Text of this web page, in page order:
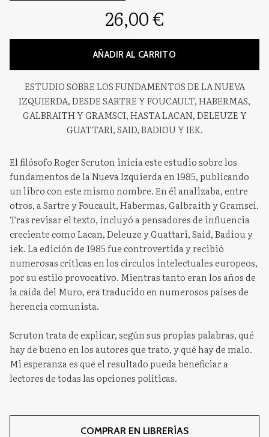
26,00 €
AÑADIR AL CARRITO
ESTUDIO SOBRE LOS FUNDAMENTOS DE LA NUEVA
IZQUIERDA, DESDE SARTRE Y FOUCAULT, HABERMAS,
GALBRAITH Y GRAMSCI, HASTA LACAN, DELEUZE Y
GUATTARI, SAID, BADIOU Y IEK.
El filósofo Roger Scruton inicia este estudio sobre los
fundamentos de la Nueva Izquierda en 1985, publicando
un libro con este mismo nombre. En él analizaba, entre
otros, a Sartre y Foucault, Habermas, Galbraith y Gramsci.
Tras revisar el texto, incluyó a pensadores de influencia
creciente como Lacan, Deleuze y Guattari, Said, Badiou y
iek. La edición de 1985 fue controvertida y recibió
numerosas críticas en los círculos intelectuales europeos,
por su estilo provocativo. Mientras tanto eran los años de
la caída del Muro, era traducido en numerosos países de
herencia comunista.
Scruton trata de explicar, según sus propias palabras, qué
hay de bueno en los autores que trato, y qué hay de malo.
Mi esperanza es que el resultado pueda beneficiar a
lectores de todas las opciones políticas.
COMPRAR EN LIBRERÍAS